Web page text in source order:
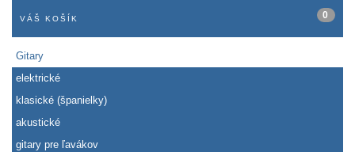
VÁŠ KOŠÍK 0
Gitary
elektrické
klasické (španielky)
akustické
gitary pre ľavákov